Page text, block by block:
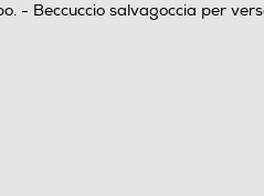
- Beccuccio salvagoccia per